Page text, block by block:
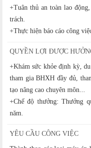
+Tuân thủ an toàn lao
trách.
+Thực hiện báo cáo công
QUYỀN LỢI ĐƯỢC
+Khám sức khỏe định kỳ,
tham gia BHXH đầy đủ,
tạo nâng cao chuyên môn...
+Chế độ thưởng: Thưởng
năm.
YÊU CẦU CÔNG VIỆC